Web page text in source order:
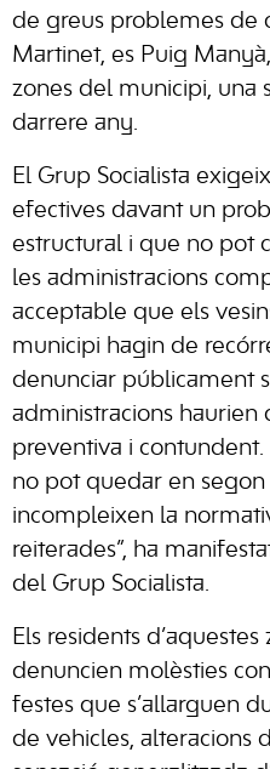
de greus problemes de
Martinet, es Puig
zones del municipi, una
darrere any.
El Grup Socialista
efectives davant un
estructural i que no pot
les administracions
acceptable que els
municipi hagin de
denunciar públicament
administracions haurien
preventiva i contundent.
no pot quedar en
incompleixen la
reiterades”, ha
del Grup Socialista.
Els residents
denuncien molèsties
festes que s’allarguen
de vehicles, alteracions